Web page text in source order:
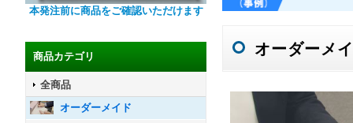
本発注前に商品をご確認いただけます
商品カテゴリ
全商品
オーダーメイド
オーダーメ